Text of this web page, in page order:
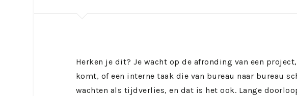
Herken je dit? Je wacht op de afronding van een
komt, of een interne taak die van bureau naar bureau
wachten als tijdverlies, en dat is het ook. Lange